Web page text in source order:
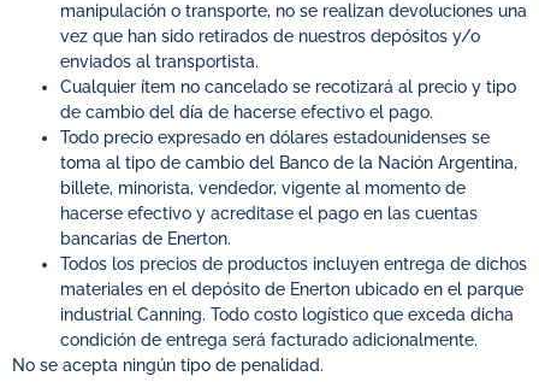
manipulación o transporte, no se realizan devoluciones una
vez que han sido retirados de nuestros depósitos y/o
enviados al transportista.
Cualquier ítem no cancelado se recotizará al precio y tipo
de cambio del día de hacerse efectivo el pago.
Todo precio expresado en dólares estadounidenses se
toma al tipo de cambio del Banco de la Nación Argentina,
billete, minorista, vendedor, vigente al momento de
hacerse efectivo y acreditase el pago en las cuentas
bancarias de Enerton.
Todos los precios de productos incluyen entrega de dichos
materiales en el depósito de Enerton ubicado en el parque
industrial Canning. Todo costo logístico que exceda dicha
condición de entrega será facturado adicionalmente.
No se acepta ningún tipo de penalidad.